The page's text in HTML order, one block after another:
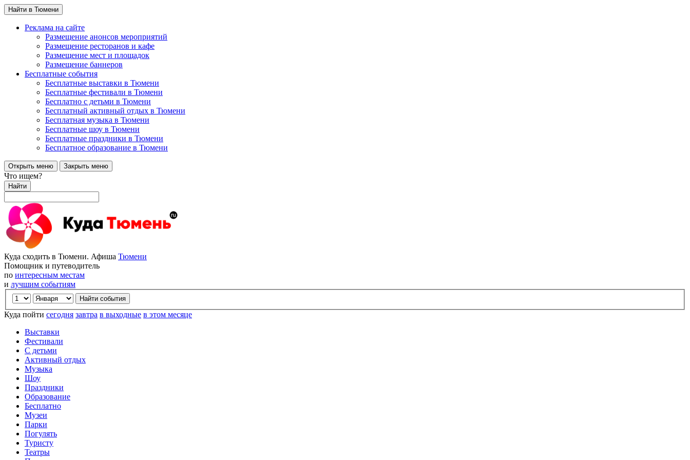
Найти в Тюмени
Реклама на сайте
Размещение анонсов мероприятий
Размещение ресторанов и кафе
Размещение мест и площадок
Размещение баннеров
Бесплатные события
Бесплатные выставки в Тюмени
Бесплатные фестивали в Тюмени
Бесплатно с детьми в Тюмени
Бесплатный активный отдых в Тюмени
Бесплатная музыка в Тюмени
Бесплатные шоу в Тюмени
Бесплатные праздники в Тюмени
Бесплатное образование в Тюмени
Открыть меню Закрыть меню
Что ищем?
Найти
Куда сходить в Тюмени. Афиша Тюмени
Помощник и путеводитель
по интересным местам
и лучшим событиям
Куда пойти сегодня завтра в выходные в этом месяце
Выставки
Фестивали
С детьми
Активный отдых
Музыка
Шоу
Праздники
Образование
Бесплатно
Музеи
Парки
Погулять
Туристу
Театры